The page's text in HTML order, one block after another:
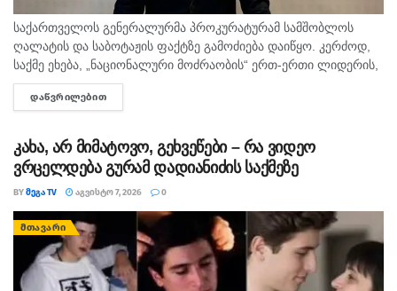
საქართველოს გენერალურმა პროკურატურამ სამშობლოს
ღალატის და საბოტაჟის ფაქტზე გამოძიება დაიწყო. კერძოდ,
საქმე ეხება, „ნაციონალური მოძრაობის“ ერთ-ერთი ლიდერის,
გიორგი ბარამიძის მიერ იაგო ხვიჩიასთვის მიცემულ
ინტერვიუს, სადაც ის აღნიშნავს, რომ რომ აფხაზეთში...
ᲓᲐᲬᲕᲠᲘᲚᲔᲑᲘᲗ
კახა, არ მიმატოვო, გეხვეწები – რა ვიდეო
ვრცელდება გურამ დადიანიძის საქმეზე
BYᲛᲔᲒᲐ TV ᲐᲒᲕᲘᲡᲢᲝ 7, 2026 0
ᲛᲗᲐᲕᲐᲠᲘ